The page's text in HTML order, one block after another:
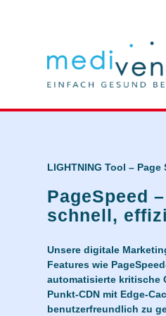
LIGHTNING Tool – Page
PageSpeed
schnell,
Unsere digitale
Features wie
automatisierte kritische
Punkt-CDN mit Edge-
benutzerfreundlich zu